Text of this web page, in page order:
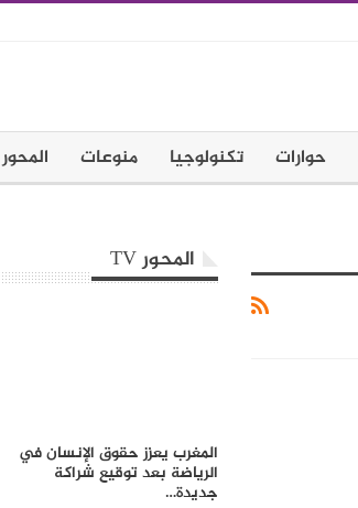
حوارات تكنولوجيا منوعات المحور TV
المحور TV
المغرب يعزز حقوق الإنسان في
الرياضة بعد توقيع شراكة
جديدة…